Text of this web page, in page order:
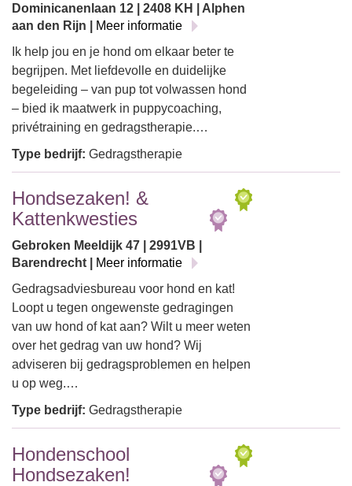
Dominicanenlaan 12 | 2408 KH | Alphen
aan den Rijn |
Meer informatie
Ik help jou en je hond om elkaar beter te
begrijpen. Met liefdevolle en duidelijke
begeleiding – van pup tot volwassen hond
– bied ik maatwerk in puppycoaching,
privétraining en gedragstherapie.…
Type bedrijf: Gedragstherapie
Hondsezaken! &
Kattenkwesties
Gebroken Meeldijk 47 | 2991VB |
Barendrecht |
Meer informatie
Gedragsadviesbureau voor hond en kat!
Loopt u tegen ongewenste gedragingen
van uw hond of kat aan? Wilt u meer weten
over het gedrag van uw hond? Wij
adviseren bij gedragsproblemen en helpen
u op weg.…
Type bedrijf: Gedragstherapie
Hondenschool
Hondsezaken!